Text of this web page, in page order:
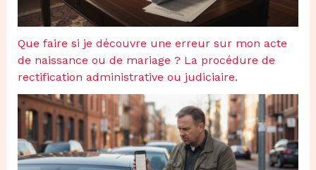
Que faire si je découvre une erreur sur mon acte
de naissance ou de mariage ? La procédure de
rectification administrative ou judiciaire.